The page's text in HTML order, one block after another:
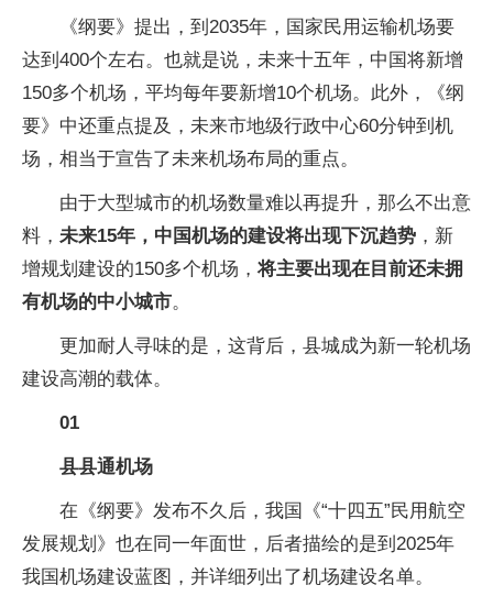
《纲要》提出，到2035年，国家民用运输机场要
达到400个左右。也就是说，未来十五年，中国将新增
150多个机场，平均每年要新增10个机场。此外，《纲
要》中还重点提及，未来市地级行政中心60分钟到机
场，相当于宣告了未来机场布局的重点。
由于大型城市的机场数量难以再提升，那么不出意
料， 未来15年，中国机场的建设将出现下沉趋势 ，新
增规划建设的150多个机场，将主要出现在目前还未拥
有机场的中小城市。
更加耐人寻味的是，这背后，县城成为新一轮机场
建设高潮的载体。
01
县县通机场
在《纲要》发布不久后，我国《“十四五”民用航空
发展规划》也在同一年面世，后者描绘的是到2025年
我国机场建设蓝图，并详细列出了机场建设名单。